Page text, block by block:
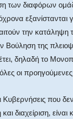
των διαφόρων
εξανίστανται
την κατάληψη
Βούληση της
δηλαδή το
οι
Κυβερνήσεις που
και διαχείριση,